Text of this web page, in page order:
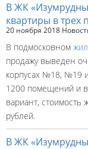
В ЖК
квартиры в трех
20 ноября 2018
В подмосковном
продажу выведен
корпусах №18, №19
1200 помещений и
вариант, стоимость
рублей.
В ЖК